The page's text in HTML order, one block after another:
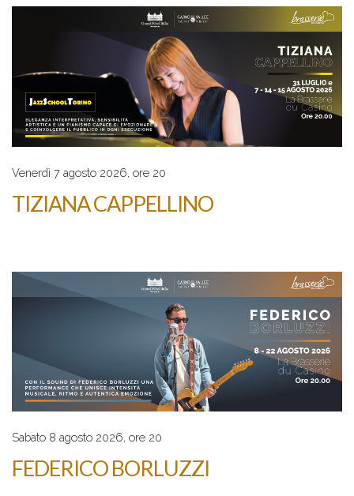
Venerdì 7 agosto 2026, ore 20
TIZIANA CAPPELLINO
Sabato 8 agosto 2026, ore 20
FEDERICO BORLUZZI